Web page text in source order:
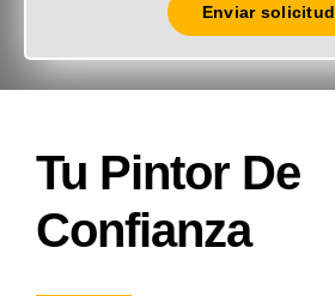
Enviar solicitud
Tu Pintor De
Confianza